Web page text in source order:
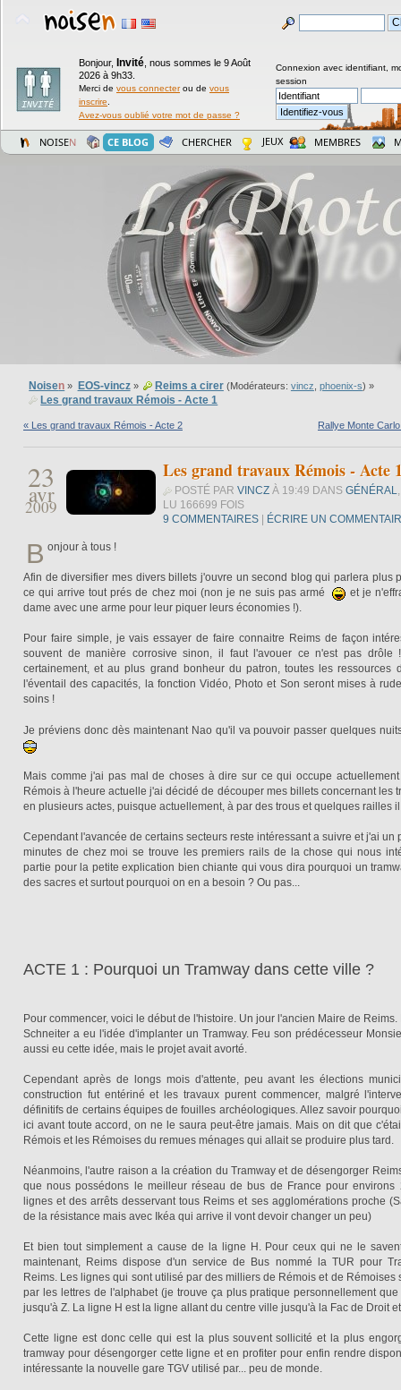
Bonjour, Invité nous sommes le 9 Août
2026 à 9h33.
Merci de vous connecterou de vous
inscrire
Avez-vous oublié votre mot de passe ?
Connexion avec identifiant,
session
NOISEN CE BLOG CHERCHER JEUX MEMBRES
Noisen » EOS-vincz» Reims a cirer(Modérateurs: vincz phoenix-s) »
Les grand travaux Rémois - Acte 1
« Les grand travaux Rémois - Acte 2 Rallye Monte
23
avr
2009
Les grand travaux Rémois - Acte
POSTÉ PAR VINCZ À 19:49 DANS GÉNÉRAL,
LU 166699 FOIS
9 COMMENTAIRES | ÉCRIRE UN
B onjour à tous !
Afin de diversifier mes divers billets j'ouvre un second blog qui parlera plus
ce qui arrive tout prés de chez moi (non je ne suis pas armé
et je
dame avec une arme pour leur piquer leurs économies !).
Pour faire simple, je vais essayer de faire connaitre Reims de façon
souvent de manière corrosive sinon, il faut l'avouer ce n'est pas drôle
certainement, et au plus grand bonheur du patron, toutes les ressources
l'éventail des capacités, la fonction Vidéo, Photo et Son seront mises à
soins !
Je préviens donc dès maintenant Nao qu'il va pouvoir passer quelques
Mais comme j'ai pas mal de choses à dire sur ce qui occupe
Rémois à l'heure actuelle j'ai décidé de découper mes billets concernant les
en plusieurs actes, puisque actuellement, à par des trous et quelques railles
Cependant l'avancée de certains secteurs reste intéressant a suivre et j'ai un
minutes de chez moi se trouve les premiers rails de la chose qui nous
partie pour la petite explication bien chiante qui vous dira pourquoi un
des sacres et surtout pourquoi on en a besoin ? Ou pas...
ACTE 1 : Pourquoi un Tramway dans cette ville ?
Pour commencer, voici le début de l'histoire. Un jour l'ancien Maire de
Schneiter a eu l'idée d'implanter un Tramway. Feu son prédécesseur
aussi eu cette idée, mais le projet avait avorté.
Cependant après de longs mois d'attente, peu avant les élections
construction fut entériné et les travaux purent commencer, malgré
définitifs de certains équipes de fouilles archéologiques. Allez savoir
ici avant toute accord, on ne le saura peut-être jamais. Mais on dit que
Rémois et les Rémoises du remues ménages qui allait se produire plus tard.
Néanmoins, l'autre raison a la création du Tramway et de désengorger
que nous possédons le meilleur réseau de bus de France pour environs
lignes et des arrêts desservant tous Reims et ses agglomérations proche
de la résistance mais avec Ikéa qui arrive il vont devoir changer un peu)
Et bien tout simplement a cause de la ligne H. Pour ceux qui ne le
maintenant, Reims dispose d'un service de Bus nommé la TUR pour
Reims. Les lignes qui sont utilisé par des milliers de Rémois et de Rémoises
par les lettres de l'alphabet (je trouve ça plus pratique personnellement
jusqu'à Z. La ligne H est la ligne allant du centre ville jusqu'à la Fac de Droit
Cette ligne est donc celle qui est la plus souvent sollicité et la plus
tramway pour désengorger cette ligne et en profiter pour enfin rendre
intéressante la nouvelle gare TGV utilisé par... peu de monde.